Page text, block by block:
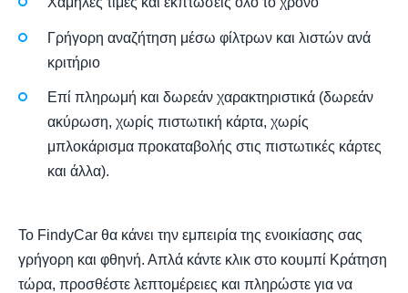
Γρήγορη αναζήτηση μέσω φίλτρων και λιστών ανά
κριτήριο
Επί πληρωμή και δωρεάν χαρακτηριστικά (δωρεάν
ακύρωση, χωρίς πιστωτική κάρτα, χωρίς
μπλοκάρισμα προκαταβολής στις πιστωτικές κάρτες
και άλλα).
Το FindyCar θα κάνει την εμπειρία της ενοικίασης σας
γρήγορη και φθηνή. Απλά κάντε κλικ στο κουμπί Κράτηση
τώρα, προσθέστε λεπτομέρειες και πληρώστε για να